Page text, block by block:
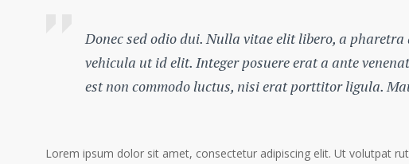
Donec sed odio dui. Nulla vitae elit libero, a
vehicula ut id elit. Integer posuere erat a ante
est non commodo luctus, nisi erat porttitor ligula.
Lorem ipsum dolor sit amet, consectetur adipiscing elit. Ut volutpat